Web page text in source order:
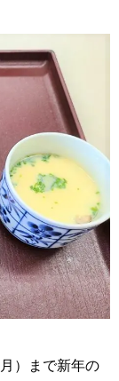
）まで新年の